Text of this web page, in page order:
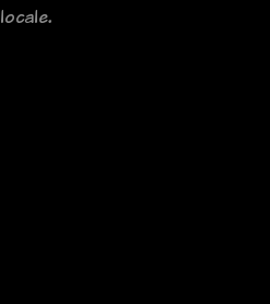
locale.